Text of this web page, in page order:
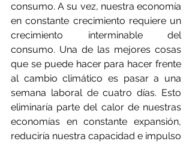
consumo. A su vez, nuestra economía
en constante crecimiento requiere un
crecimiento interminable del
consumo. Una de las mejores cosas
que se puede hacer para hacer frente
al cambio climático es pasar a una
semana laboral de cuatro días. Esto
eliminaría parte del calor de nuestras
economías en constante expansión,
reduciría nuestra capacidad e impulso